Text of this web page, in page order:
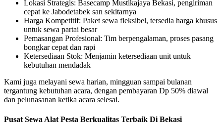
Lokasi Strategis: Basecamp Mustikajaya Bekasi, pengiriman
cepat ke Jabodetabek san sekitarnya
Harga Kompetitif: Paket sewa fleksibel, tersedia harga khusus
untuk sewa partai besar
Pemasangan Profesional: Tim berpengalaman, proses pasang
bongkar cepat dan rapi
Ketersediaan Stok: Menjamin ketersediaan unit untuk
kebutuhan mendadak
Kami juga melayani sewa harian, mingguan sampai bulanan
tergantung kebutuhan acara, dengan pembayaran Dp 50% diawal
dan pelunasanan ketika acara selesai.
Pusat Sewa Alat Pesta Berkualitas Terbaik Di Bekasi